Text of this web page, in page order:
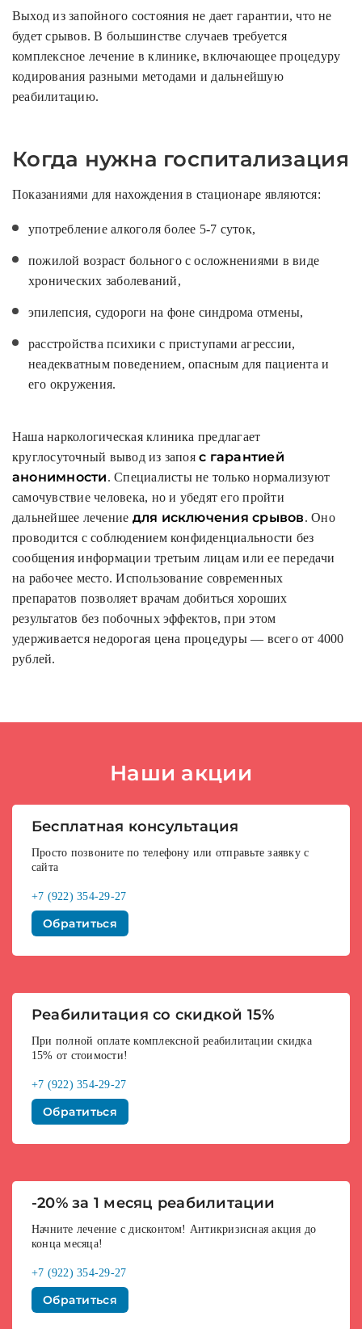
Выход из запойного состояния не дает гарантии, что не
будет срывов. В большинстве случаев требуется
комплексное лечение в клинике, включающее процедуру
кодирования разными методами и дальнейшую
реабилитацию.
Когда нужна госпитализация
Показаниями для нахождения в стационаре являются:
употребление алкоголя более 5-7 суток,
пожилой возраст больного с осложнениями в виде
хронических заболеваний,
эпилепсия, судороги на фоне синдрома отмены,
расстройства психики с приступами агрессии,
неадекватным поведением, опасным для пациента и
его окружения.
Наша наркологическая клиника предлагает
круглосуточный вывод из запояс гарантией
анонимности. Специалисты не только нормализуют
самочувствие человека, но и убедят его пройти
дальнейшее лечение для исключения срывов. Оно
проводится с соблюдением конфиденциальности без
сообщения информации третьим лицам или ее передачи
на рабочее место. Использование современных
препаратов позволяет врачам добиться хороших
результатов без побочных эффектов, при этом
удерживается недорогая цена процедуры — всего от 4000
рублей.
Наши акции
Бесплатная консультация
Просто позвоните по телефону или отправьте заявку с
сайта
+7 (922) 354-29-27
Обратиться
Реабилитация со скидкой 15%
При полной оплате комплексной реабилитации скидка
15% от стоимости!
+7 (922) 354-29-27
Обратиться
-20% за 1 месяц реабилитации
Начните лечение с дисконтом! Антикризисная акция до
конца месяца!
+7 (922) 354-29-27
Обратиться